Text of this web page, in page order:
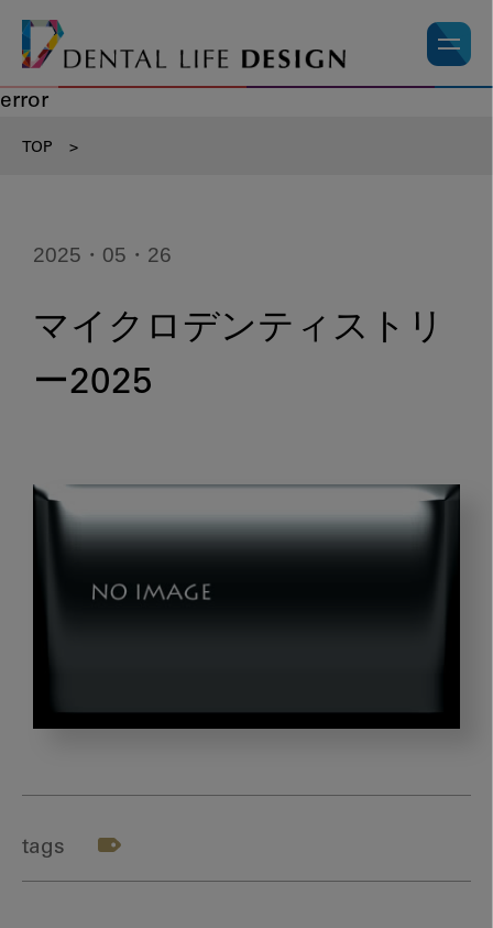
error
TOP >
2025・05・26
マイクロデンティストリ
ー2025
ク
デ
ン
tags